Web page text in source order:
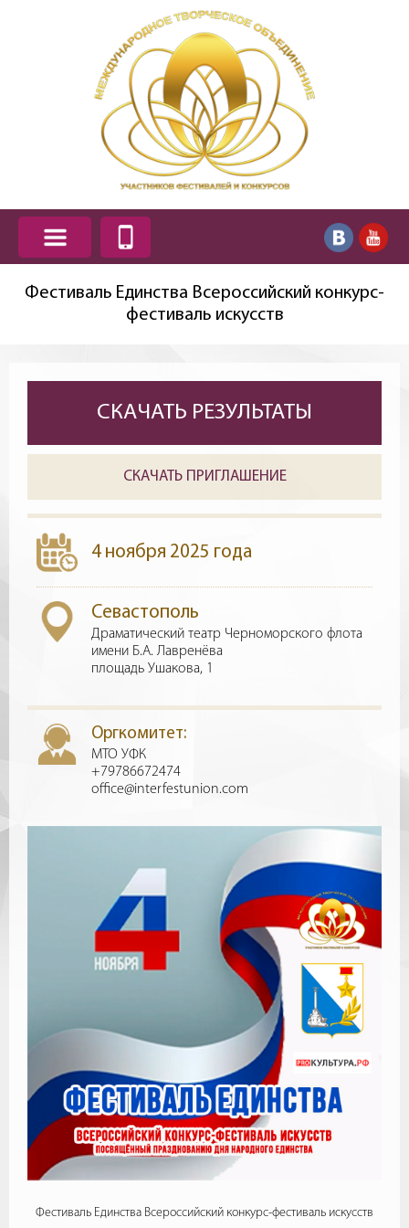
Фестиваль Единства Всероссийский конкурс-
фестиваль искусств
СКАЧАТЬ РЕЗУЛЬТАТЫ
СКАЧАТЬ ПРИГЛАШЕНИЕ
4 ноября 2025 года
Севастополь
Драматический театр Черноморского флота
имени Б.А. Лавренёва
площадь Ушакова, 1
Оргкомитет:
МТО УФК
+79786672474
office@interfestunion.com
Фестиваль Единства Всероссийский конкурс-фестиваль искусств